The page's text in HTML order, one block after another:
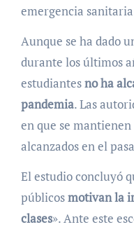
emergencia
Aunque se ha dado
durante los últimos
estudiantesno ha
pandemia. Las
en que se
alcanzados en el
El estudio concluyó
públicosmotivan la
clases». Ante este